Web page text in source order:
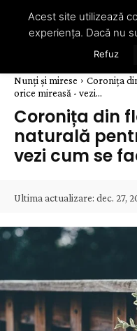
Nunți și mirese
Coronița
orice mireasă - vezi...
Coronița din
naturală
vezi cum se
Ultima actualizare: dec. 27,
Acest site utilizează
experiența. Dacă nu
Refuz